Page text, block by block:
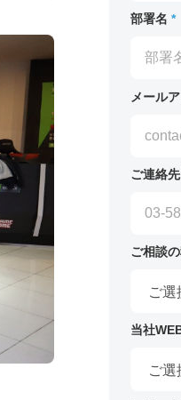
部署名 *
メール
ご連絡
ご相談
当社